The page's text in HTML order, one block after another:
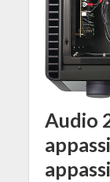
Audio